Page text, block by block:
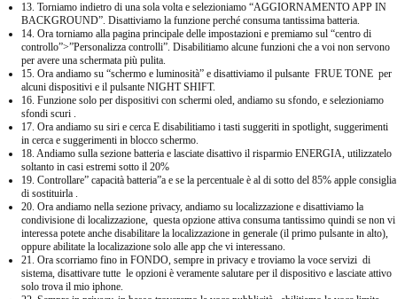
13. Torniamo indietro di una sola volta e selezioniamo “AGGIORNAMENTO APP IN
BACKGROUND”. Disattiviamo la funzione perché consuma tantissima batteria.
14. Ora torniamo alla pagina principale delle impostazioni e premiamo sul “centro di
controllo”>”Personalizza controlli”. Disabilitiamo alcune funzioni che a voi non servono
per avere una schermata più pulita.
15. Ora andiamo su “schermo e luminosità” e disattiviamo il pulsante FRUE TONE per
alcuni dispositivi e il pulsante NIGHT SHIFT.
16. Funzione solo per dispositivi con schermi oled, andiamo su sfondo, e selezioniamo
sfondi scuri .
17. Ora andiamo su siri e cerca E disabilitiamo i tasti suggeriti in spotlight, suggerimenti
in cerca e suggerimenti in blocco schermo.
18. Andiamo sulla sezione batteria e lasciate disattivo il risparmio ENERGIA, utilizzatelo
soltanto in casi estremi sotto il 20%
19. Controllare” capacità batteria”a e se la percentuale è al di sotto del 85% apple consiglia
di sostituirla .
20. Ora andiamo nella sezione privacy, andiamo su localizzazione e disattiviamo la
condivisione di localizzazione, questa opzione attiva consuma tantissimo quindi se non vi
interessa potete anche disabilitare la localizzazione in generale (il primo pulsante in alto),
oppure abilitate la localizazione solo alle app che vi interessano.
21. Ora scorriamo fino in FONDO, sempre in privacy e troviamo la voce servizi di
sistema, disattivare tutte le opzioni è veramente salutare per il dispositivo e lasciate attivo
solo trova il mio iphone.